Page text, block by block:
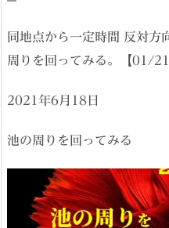
同地点から一定時間 反対方
周りを回ってみる。【01/
2021年6月18日
池の周りを回ってみる